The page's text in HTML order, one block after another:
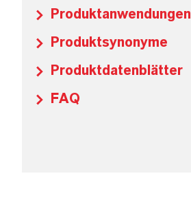
Produktanwendungen
Produktsynonyme
Produktdatenblätter
FAQ